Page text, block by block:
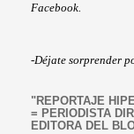
Facebook.
-Déjate sorprender
"REPORTAJE
= PERIODISTA
EDITORA DEL